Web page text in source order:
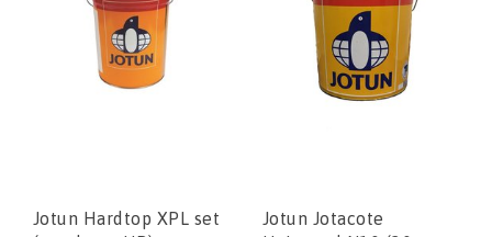
Jotun Hardtop XPL set
Jotun Jotacote